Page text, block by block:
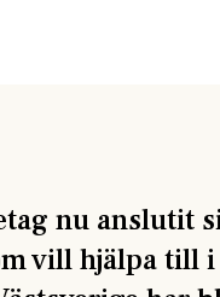
nu anslutit
vill hjälpa till